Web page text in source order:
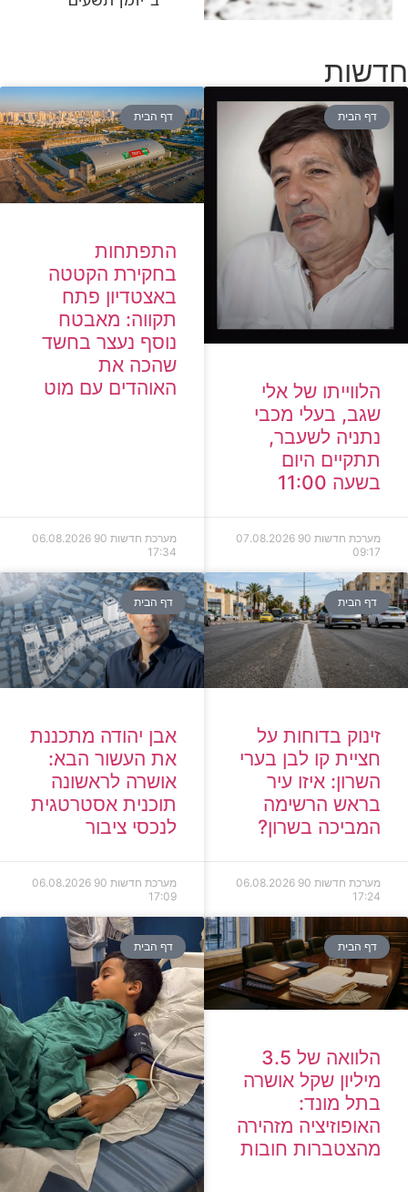
חדשות
דף הבית
הלווייתו של אלי
שגב, בעלי מכבי
נתניה לשעבר,
תתקיים היום
בשעה 11:00
מערכת חדשות 90
07.08.2026
09:17
דף הבית
התפתחות
בחקירת הקטטה
באצטדיון פתח
תקווה: מאבטח
נוסף נעצר בחשד
שהכה את
האוהדים עם מוט
מערכת חדשות 90
06.08.2026
17:34
דף הבית
זינוק בדוחות על
חציית קו לבן בערי
השרון: איזו עיר
בראש הרשימה
המביכה בשרון?
מערכת חדשות 90
06.08.2026
17:24
דף הבית
אבן יהודה מתכננת
את העשור הבא:
אושרה לראשונה
תוכנית אסטרטגית
לנכסי ציבור
מערכת חדשות 90
06.08.2026
17:09
דף הבית
הלוואה של 3.5
מיליון שקל אושרה
בתל מונד:
האופוזיציה מזהירה
מהצטברות חובות
דף הבית